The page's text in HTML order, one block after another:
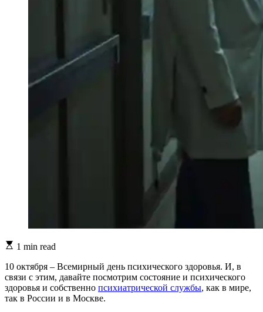
Estimated
time
1 min read
10 октября – Всемирный день психического здоровья. И, в
связи с этим, давайте посмотрим состояние и психического
здоровья и собственно психиатрической службы, как в мире,
так в России и в Москве.